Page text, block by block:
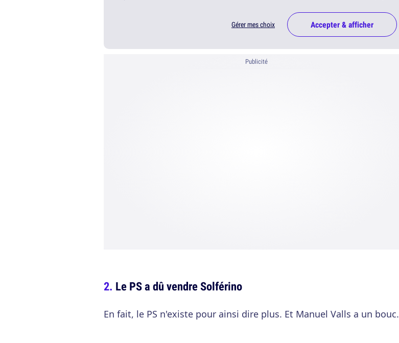
Gérer mes choix Accepter & afficher
Publicité
Le PS a dû vendre Solférino
En fait, le PS n'existe pour ainsi dire plus. Et Manuel Valls a un bouc.